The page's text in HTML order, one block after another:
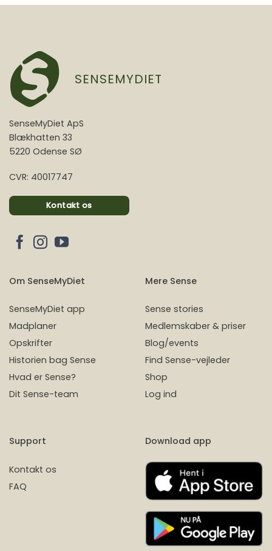
SENSEMYDIET
SenseMyDiet ApS
Blækhatten 33
5220 Odense SØ
CVR: 40017747
Kontakt os
Om SenseMyDiet
SenseMyDiet app
Madplaner
Opskrifter
Historien bag Sense
Hvad er Sense?
Dit Sense-team
Mere Sense
Sense stories
Medlemskaber & priser
Blog/events
Find Sense-vejleder
Shop
Log ind
Support
Kontakt os
FAQ
Download app